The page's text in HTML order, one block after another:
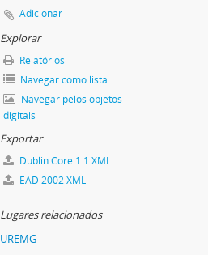
Adicionar
Explorar
Relatórios
Navegar como lista
Navegar pelos objetos
digitais
Exportar
Dublin Core 1.1 XML
EAD 2002 XML
Lugares relacionados
UREMG